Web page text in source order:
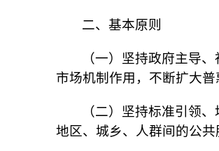
二、基本原则
（一）坚持政府主导
市场机制作用，不断扩大
（二）坚持标准引领
地区、城乡、人群间的公共